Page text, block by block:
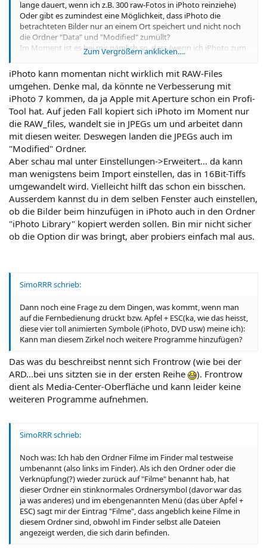
lange dauert, wenn ich z.B. 300 raw-Fotos in iPhoto reinziehe)
Oder gibt es zumindest eine Möglichkeit, dass iPhoto die
betrachteten Bilder nur an einem Ort speichert und nicht noch
die Ordner "Data" und "Modified" zumüllt?
Im Moment ist es bei mir nämlich so, dass (wenn ich iPhoto zum
Importieren von Fotos von der CF Karte benutze) die raw-
Dateien automatisch in "Originals" gespeichert werden, dann
konvertiert iPhoto diese Bilder in jpeg und speichert Kopien
davon in "Modified". Thumbnails zu allen Bildern sind dann
unter "Data" zu finden.
Ich fänds in Ordnung, wenn iPhoto meine Bilder im raw-Format
in "Originals" gespeichert werden und dann einfach für
Diashows zur Verfügung stehen. Oder kann iPhoto mit raw-files
gar keine Diashow erstellen und braucht daher die konvertierten
jpeg-Dateien???
Zum Vergrößern anklicken....
iPhoto kann momentan nicht wirklich mit RAW-Files
umgehen. Denke mal, da könnte ne Verbesserung mit
iPhoto 7 kommen, da ja Apple mit Aperture schon ein Profi-
Tool hat. Auf jeden Fall kopiert sich iPhoto im Moment nur
die RAW_files, wandelt sie in JPEGs um und arbeitet dann
mit diesen weiter. Deswegen landen die JPEGs auch im
"Modified" Ordner.
Aber schau mal unter Einstellungen->Erweitert... da kann
man wenigstens beim Import einstellen, das in 16Bit-Tiffs
umgewandelt wird. Vielleicht hilft das schon ein bisschen.
Ausserdem kannst du in dem selben Fenster auch einstellen,
ob die Bilder beim hinzufügen in iPhoto auch in den Ordner
"iPhoto Library" kopiert werden sollen. Bin mir nicht sicher
ob die Option dir was bringt, aber probiers einfach mal aus.
SimoRRR schrieb:
Dann noch eine Frage zu dem Dingen, was kommt, wenn man
auf die Fernbedienung drückt bzw. Apfel + ESC(ka, wie das heisst,
diese vier toll animierten Symbole (iPhoto, DVD usw) meine ich):
Kann man diesem Zirkel noch weitere Programme hinzufügen?
Das was du beschreibst nennt sich Frontrow (wie bei der
ARD...bei uns sitzten sie in der ersten Reihe
). Frontrow
dient als Media-Center-Oberfläche und kann leider keine
weiteren Programme aufnehmen.
SimoRRR schrieb:
Noch was: Ich hab den Ordner Filme im Finder mal testweise
umbenannt (also links im Finder). Als ich den Ordner oder die
Verknüpfung(?) wieder zurück auf "Filme" benannt hab, hat
dieser Ordner ein stinknormales Ordnersymbol (davor war das
ja was anderes) und im ebengenannten Menü (das über Apfel +
ESC) sagt mir der Eintrag "Filme", dass angeblich keine Filme in
diesem Ordner sind, obwohl im Finder selbst alle Dateien
angezeigt werden, die sich darin befinden.